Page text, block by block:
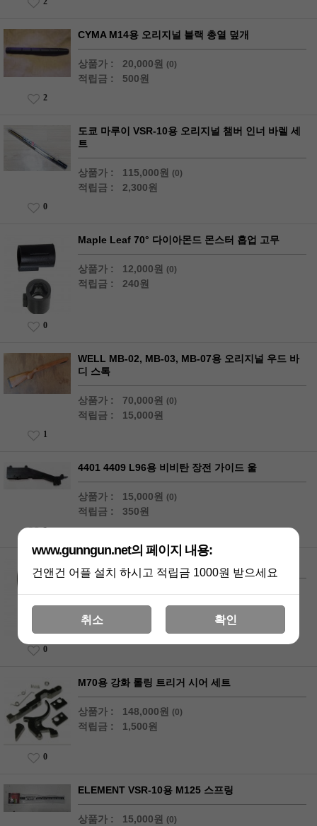
CYMA M14용 오리지널 블랙 총열 덮개
상품가 : 20,000원 (0)
적립금 : 500원
2
도쿄 마루이 VSR-10용 오리지널 챔버 인너 바렐 세
트
상품가 : 115,000원 (0)
적립금 : 2,300원
0
Maple Leaf 70° 다이아몬드 몬스터 홉업 고무
상품가 : 12,000원 (0)
적립금 : 240원
0
WELL MB-02, MB-03, MB-07용 오리지널 우드 바
디 스톡
상품가 : 70,000원 (0)
적립금 : 15,000원
1
4401 4409 L96용 비비탄 장전 가이드 울
상품가 : 15,000원 (0)
적립금 : 350원
3
상품가 : 15,000원 (0)
적립금 : 300원
0
M70용 강화 롤링 트리거 시어 세트
상품가 : 148,000원 (0)
적립금 : 1,500원
0
ELEMENT VSR-10용 M125 스프링
상품가 : 15,000원 (0)
www.gunngun.net의 페이지 내용:
건앤건 어플 설치 하시고 적립금 1000원 받으세요
취소 확인